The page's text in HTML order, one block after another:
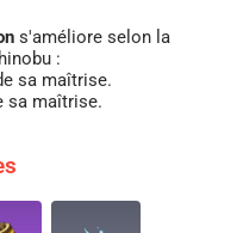
s'améliore selon la
:
sa maîtrise.
sa maîtrise.